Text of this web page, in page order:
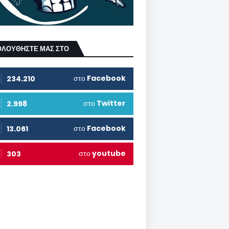
ΜΑΣ ΣΤΟ
234.210 στο Facebook
2.998 στο Twitter
13.061 στο Facebook
303 στοyoutube